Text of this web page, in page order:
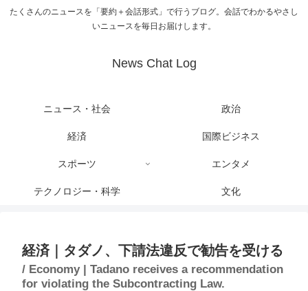
たくさんのニュースを「要約＋会話形式」で行うブログ。会話でわかるやさし
いニュースを毎日お届けします。
News Chat Log
ニュース・社会 政治
経済 国際ビジネス
スポーツ エンタメ
テクノロジー・科学 文化
経済｜タダノ、下請法違反で勧告を受ける
/ Economy | Tadano receives a recommendation
for violating the Subcontracting Law.